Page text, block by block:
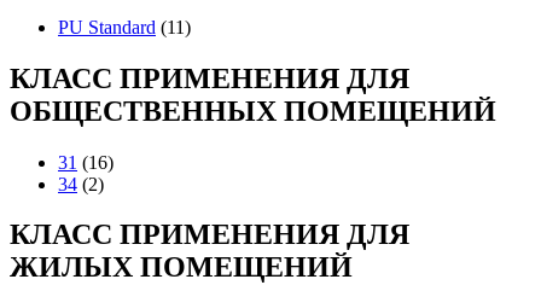
PU Standard (11)
КЛАСС ПРИМЕНЕНИЯ ДЛЯ
ОБЩЕСТВЕННЫХ ПОМЕЩЕНИЙ
31 (16)
34 (2)
КЛАСС ПРИМЕНЕНИЯ ДЛЯ
ЖИЛЫХ ПОМЕЩЕНИЙ